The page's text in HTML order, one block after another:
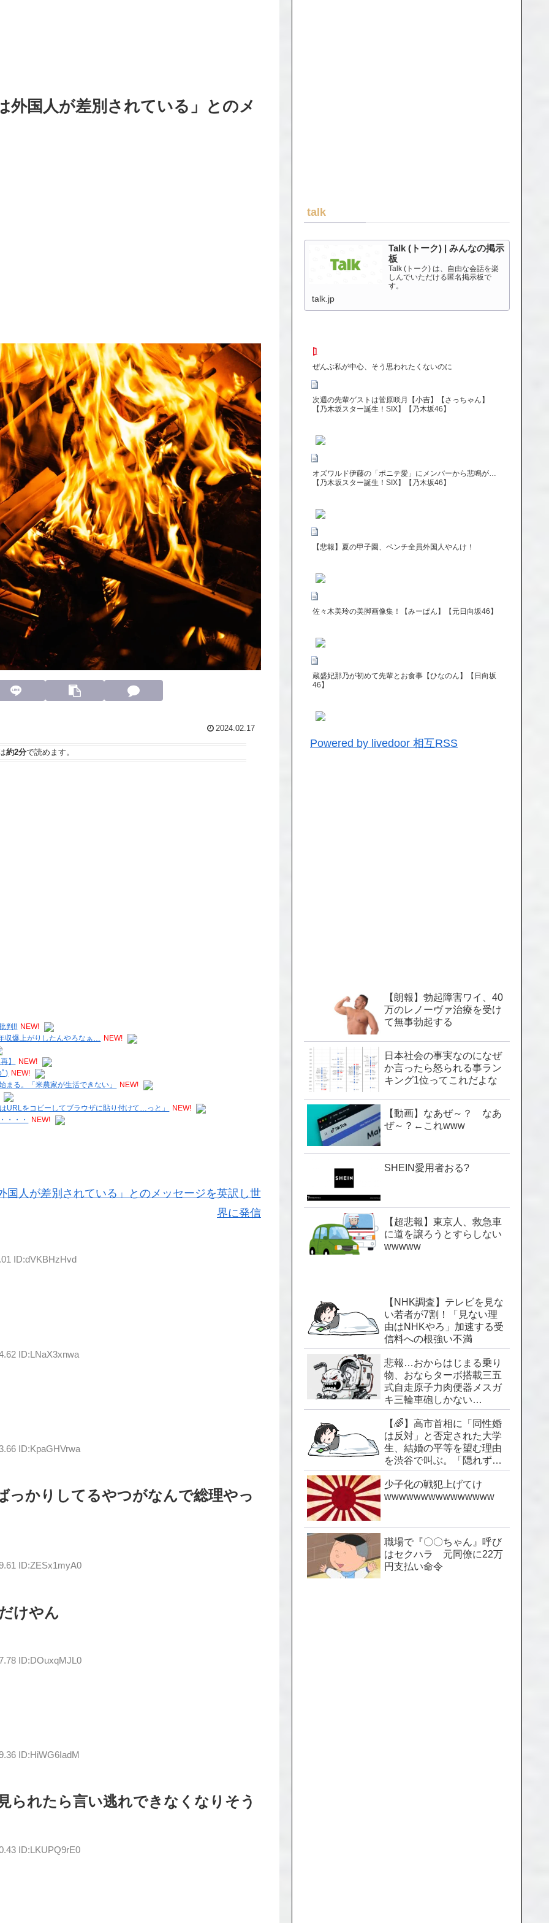
外国人が差別されている」とのメ
2024.02.17
約2分で読めます。
判‼ NEW!
収爆上がりしたんやろなぁ… NEW!
】
NEW!
ﾟ) NEW!
る。「米農家が生活できない」
NEW!
URLをコピーしてブラウザに貼り付けて…っと」
NEW!
・・・
NEW!
国人が差別されている」とのメッセージを英訳し世
界に発信
ID:dVKBHzHvd
ID:LNaX3xnwa
ID:KpaGHVrwa
っかりしてるやつがなんで総理やっ
ID:ZESx1myA0
けやん
ID:DOuxqMJL0
ID:HiWG6IadM
られたら言い逃れできなくなりそう
ID:LKUPQ9rE0
talk
Talk (トーク) | みんなの掲示
板
Talk (トーク) は、自由な会話を楽
しんでいただける匿名掲示板で
す。
talk.jp
ぜんぶ私が中心、そう思われたくないのに
次週の先輩ゲストは菅原咲月【小吉】【さっちゃん】
【乃木坂スター誕生！SIX】【乃木坂46】
オズワルド伊藤の「ポニテ愛」にメンバーから悲鳴が…
【乃木坂スター誕生！SIX】【乃木坂46】
【悲報】夏の甲子園、ベンチ全員外国人やんけ！
佐々木美玲の美脚画像集！【みーぱん】【元日向坂46】
蔵盛妃那乃が初めて先輩とお食事【ひなのん】【日向坂
46】
Powered by livedoor 相互RSS
【朗報】勃起障害ワイ、40
万のレノーヴァ治療を受け
て無事勃起する
日本社会の事実なのになぜ
か言ったら怒られる事ラン
キング1位ってこれだよな
【動画】なあぜ～？ なあ
ぜ～？←これwww
SHEIN愛用者おる?
【超悲報】東京人、救急車
に道を譲ろうとすらしない
wwwww
【NHK調査】テレビを見な
い若者が7割！「見ない理
由はNHKやろ」加速する受
信料への根強い不満
悲報…おからはじまる乗り
物、おならターボ搭載三五
式自走原子力肉便器メスガ
キ三輪車砲しかない…
【🌈】高市首相に「同性婚
は反対」と否定された大学
生、結婚の平等を望む理由
を渋谷で叫ぶ。「隠れずに
生きられる社会を」
少子化の戦犯上げてけ
wwwwwwwwwwwwwww
職場で『〇〇ちゃん』呼び
はセクハラ 元同僚に22万
円支払い命令